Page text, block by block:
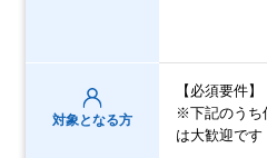
対象となる方
【必須要件】
※下記のうち
は大歓迎です